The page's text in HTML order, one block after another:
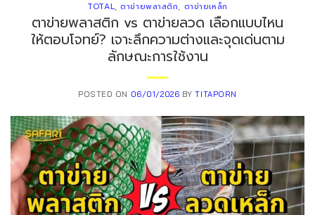
TOTAL, ตาข่ายพลาสติก, ตาข่ายเหล็ก
ตาข่ายพลาสติก vs ตาข่ายลวด เลือกแบบไหน
ให้ตอบโจทย์? เจาะลึกความต่างและจุดเด่นตาม
ลักษณะการใช้งาน
POSTED ON 06/01/2026 BYTITAPORN